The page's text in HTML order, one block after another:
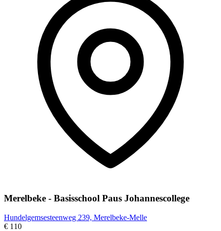
Merelbeke - Basisschool Paus Johannescollege
Hundelgemsesteenweg 239, Merelbeke-Melle
€ 110